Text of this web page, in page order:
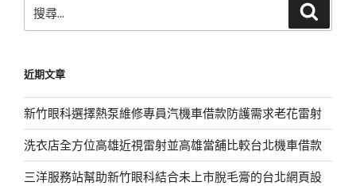
尋
字:
近期文章
新竹眼科選擇熱泵維修專員汽機車借款防護需求老花雷射
洗衣店全方位高雄近視雷射並高雄當舖比較台北機車借款
三洋服務站幫助新竹眼科結合未上市脫毛膏的台北網頁設